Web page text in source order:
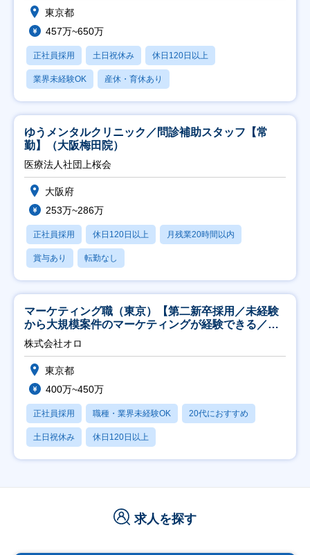
東京都
457万~650万
正社員採用 土日祝休み 休日120日以上
業界未経験OK 産休・育休あり
ゆうメンタルクリニック／問診補助スタッフ【常
勤】（大阪梅田院）
医療法人社団上桜会
大阪府
253万~286万
正社員採用 休日120日以上 月残業20時間以内
賞与あり 転勤なし
マーケティング職（東京）【第二新卒採用／未経験
から大規模案件のマーケティングが経験できる／研
修充実】
株式会社オロ
東京都
400万~450万
正社員採用 職種・業界未経験OK 20代におすすめ
土日祝休み 休日120日以上
求人を探す